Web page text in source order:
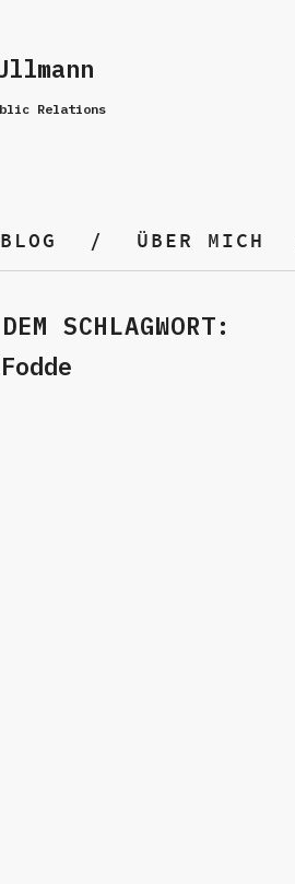
Relations
BLOG ÜBER MICH
SCHLAGWORT: